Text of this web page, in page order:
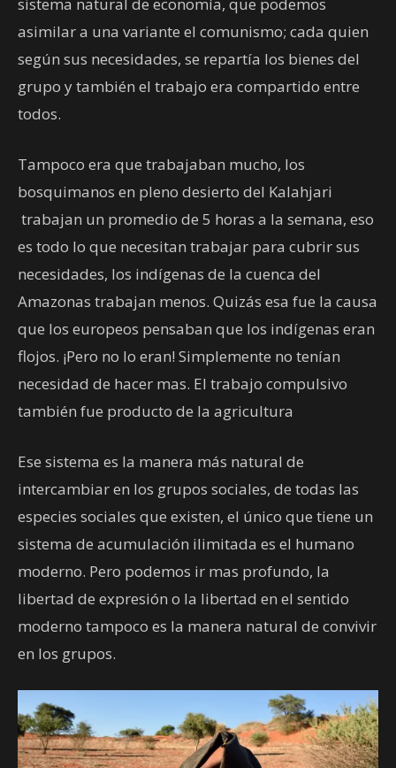
asimilar a una variante el comunismo; cada quien
según sus necesidades, se repartía los bienes del
grupo y también el trabajo era compartido entre
todos.
Tampoco era que trabajaban mucho, los
bosquimanos en pleno desierto del Kalahjari
trabajan un promedio de 5 horas a la semana, eso
es todo lo que necesitan trabajar para cubrir sus
necesidades, los indígenas de la cuenca del
Amazonas trabajan menos. Quizás esa fue la causa
que los europeos pensaban que los indígenas eran
flojos. ¡Pero no lo eran! Simplemente no tenían
necesidad de hacer mas. El trabajo compulsivo
también fue producto de la agricultura
Ese sistema es la manera más natural de
intercambiar en los grupos sociales, de todas las
especies sociales que existen, el único que tiene un
sistema de acumulación ilimitada es el humano
moderno. Pero podemos ir mas profundo, la
libertad de expresión o la libertad en el sentido
moderno tampoco es la manera natural de convivir
en los grupos.